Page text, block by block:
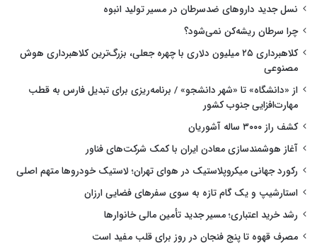
نسل جدید داروهای ضدسرطان در مسیر تولید انبوه
چرا سرطان ریشه‌کن نمی‌شود؟
کلاهبرداری ۲۵ میلیون دلاری با چهره جعلی، بزرگ‌ترین کلاهبرداری هوش
مصنوعی
از «دانشگاه» تا «شهر دانشجو» / برنامه‌ریزی برای تبدیل فارس به قطب
مهارت‌افزایی جنوب کشور
کشف راز ۳۰۰۰ ساله آشوریان
آغاز هوشمندسازی معادن ایران با کمک شرکت‌های فناور
رکورد جهانی میکروپلاستیک در هوای تهران؛ لاستیک خودروها متهم اصلی
استارشیپ و یک گام تازه به سوی سفرهای فضایی ارزان
رشد خرید اعتباری؛ مسیر جدید تأمین مالی خانوارها
مصرف قهوه تا پنج فنجان در روز برای قلب مفید است